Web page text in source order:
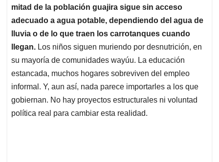
mitad de la población guajira sigue sin acceso
adecuado a agua potable, dependiendo del agua de
lluvia o de lo que traen los carrotanques cuando
llegan. Los niños siguen muriendo por desnutrición, en
su mayoría de comunidades wayúu. La educación
estancada, muchos hogares sobreviven del empleo
informal. Y, aun así, nada parece importarles a los que
gobiernan. No hay proyectos estructurales ni voluntad
política real para cambiar esta realidad.